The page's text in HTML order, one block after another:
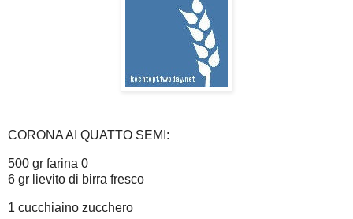
CORONA AI QUATTO SEMI:
500 gr farina 0
6 gr lievito di birra fresco
1 cucchiaino zucchero